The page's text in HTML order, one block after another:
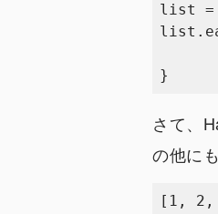
list =
さて、
の他に